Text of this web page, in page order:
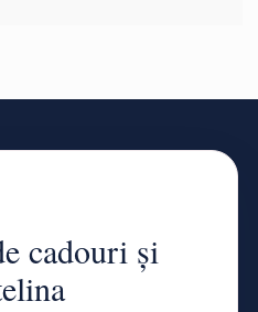
cadouri și